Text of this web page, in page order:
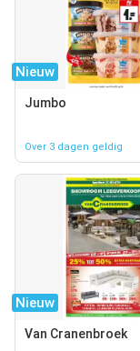
Nieuw
Jumbo
Over 3 dagen geldig
Nieuw
Van Cranenbroek